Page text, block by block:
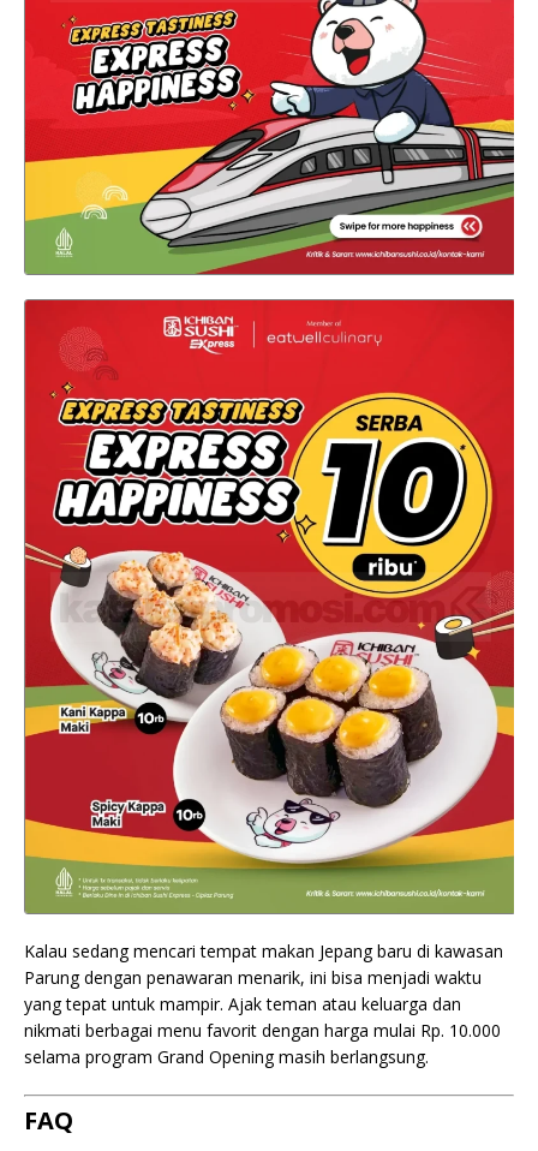
Kalau sedang mencari tempat makan Jepang baru di kawasan
Parung dengan penawaran menarik, ini bisa menjadi waktu
yang tepat untuk mampir. Ajak teman atau keluarga dan
nikmati berbagai menu favorit dengan harga mulai Rp. 10.000
selama program Grand Opening masih berlangsung.
FAQ